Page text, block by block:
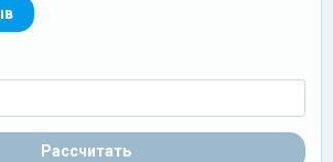
Рассчитать